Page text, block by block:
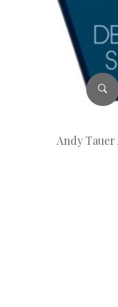
Andy Tauer